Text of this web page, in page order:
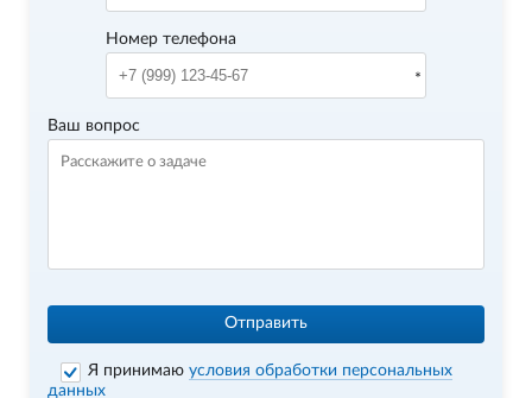
Номер телефона
Ваш вопрос
Отправить
Я принимаюусловия обработки персональных
данных